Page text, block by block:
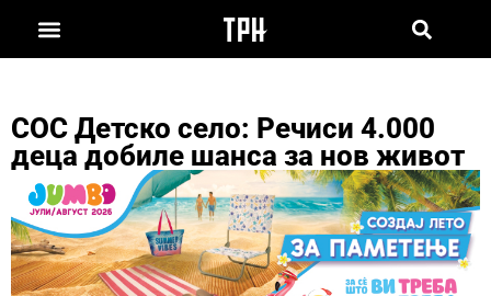
СОС Детско село: Речиси 4.000
деца добиле шанса за нов живот